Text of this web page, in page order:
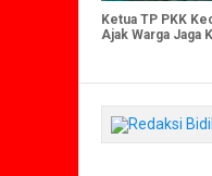
Ketua TP PKK
Ajak Warga Jaga